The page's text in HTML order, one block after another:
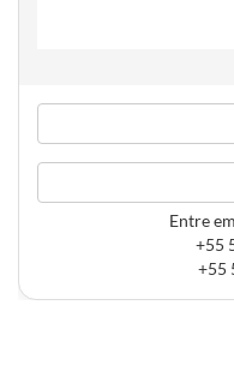
Entre
+55
+55